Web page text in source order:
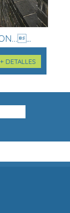
+ DETALLES